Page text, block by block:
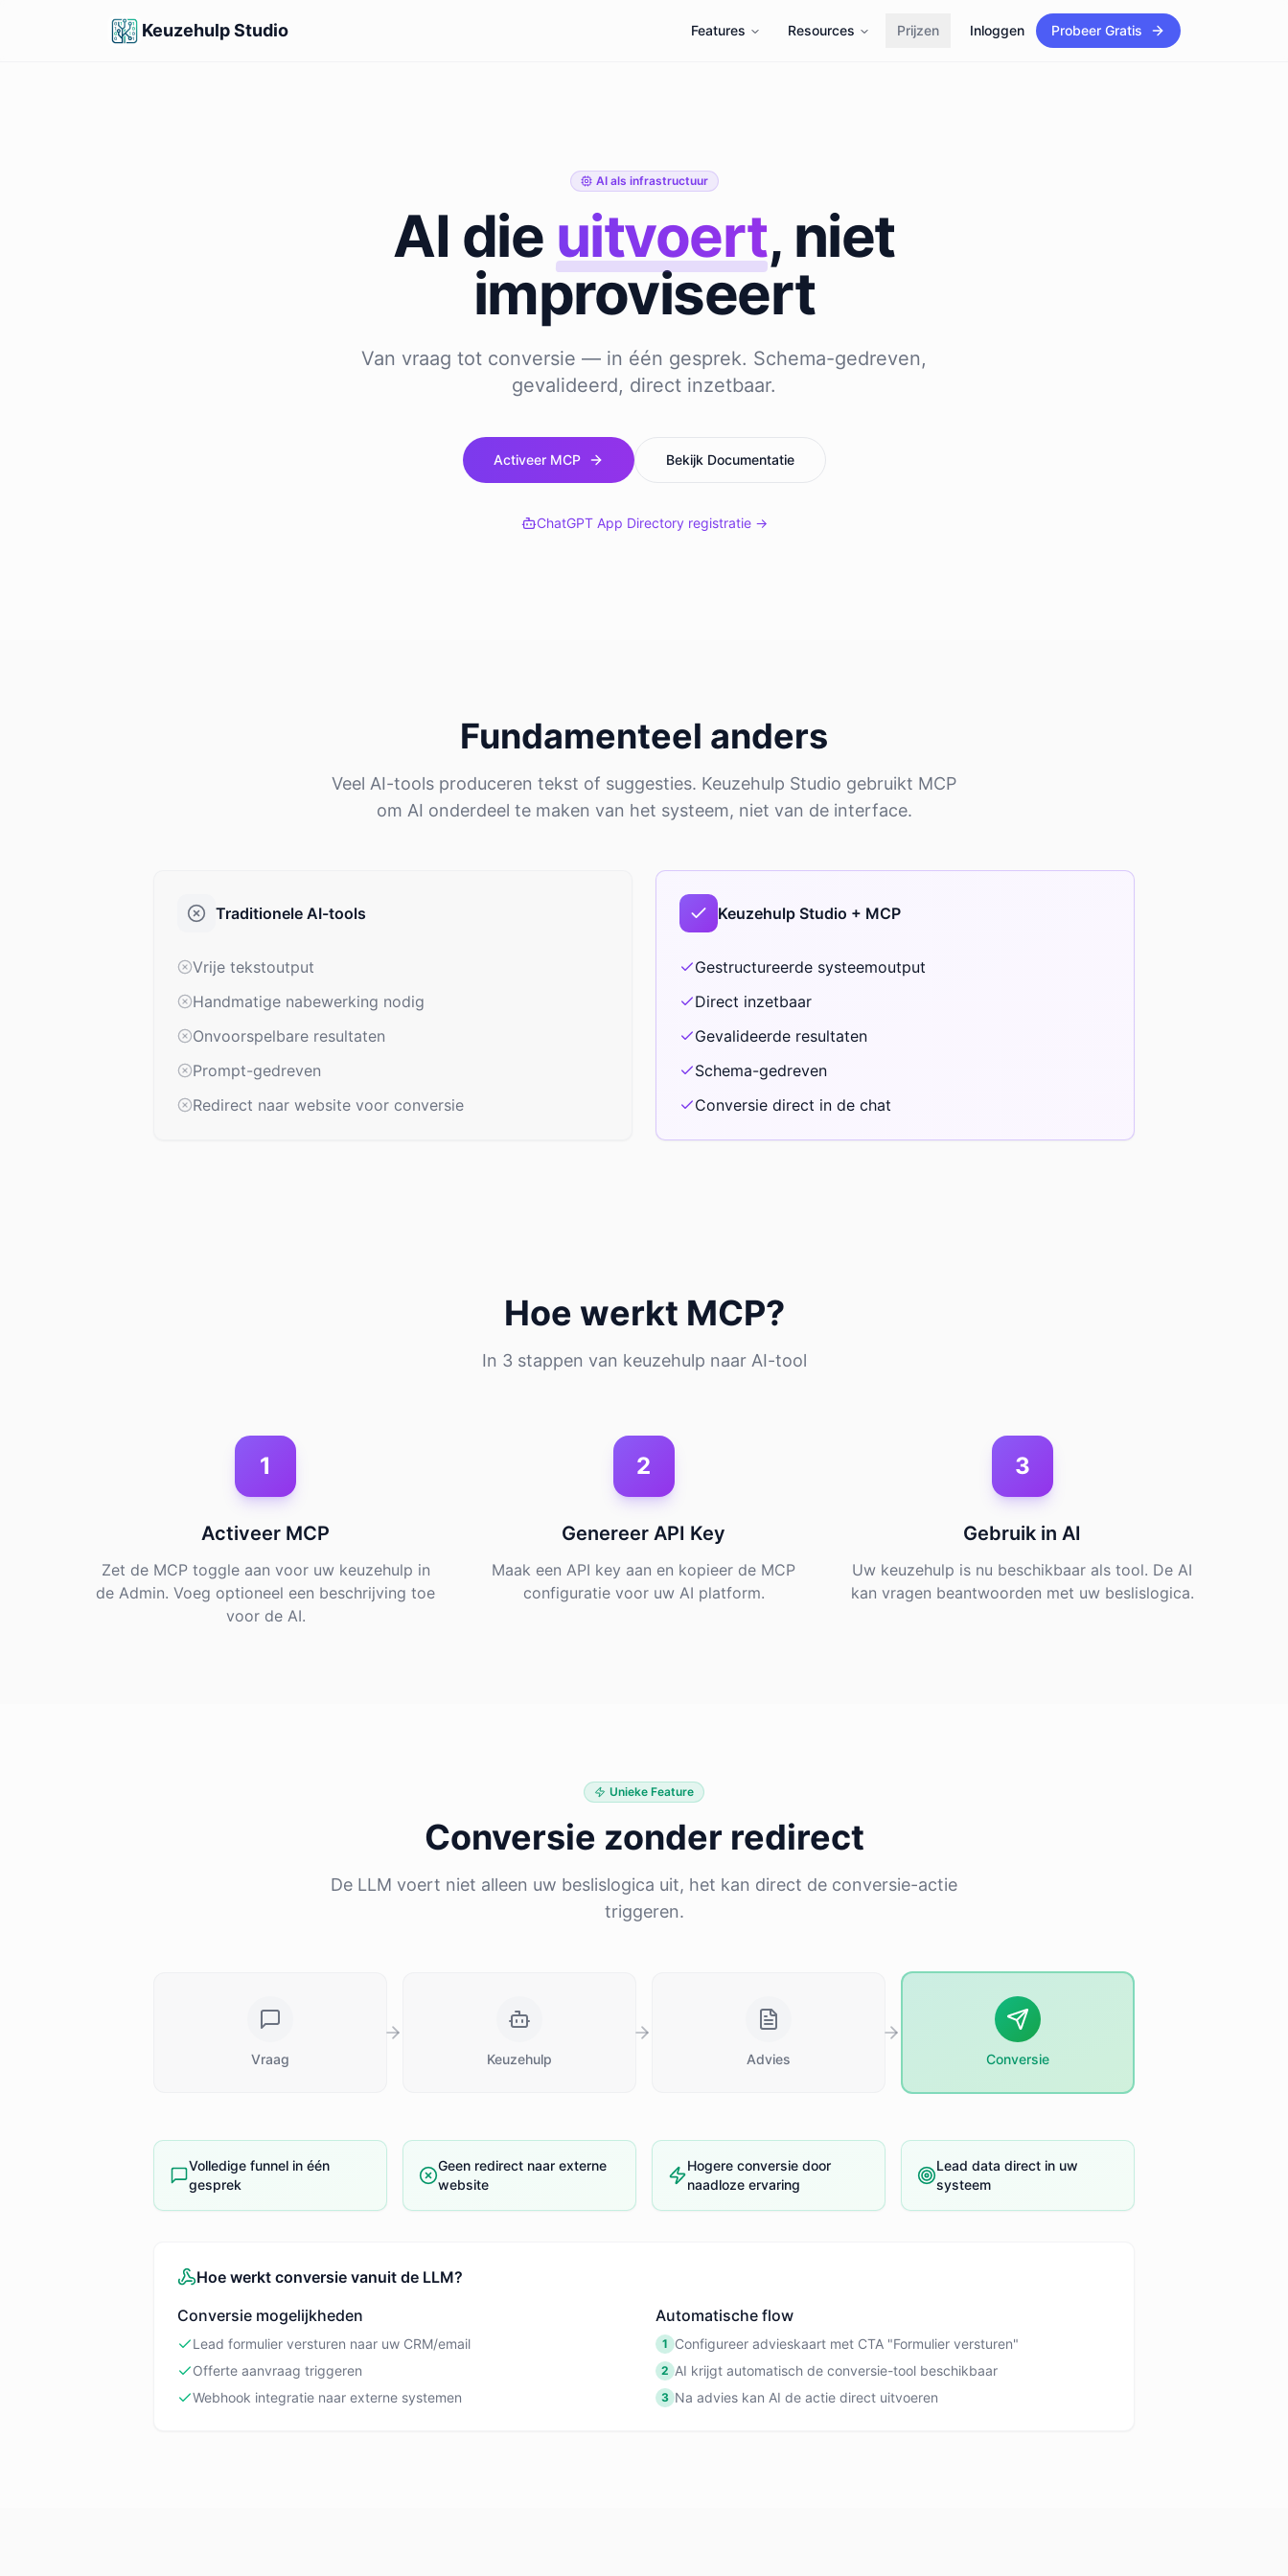
Keuzehulp Studio Features Resources Prijzen Inloggen Probeer Gratis
AI als infrastructuur
AI die uitvoert, niet
improviseert
Van vraag tot conversie — in één gesprek. Schema-gedreven,
gevalideerd, direct inzetbaar.
Activeer MCP Bekijk Documentatie
ChatGPT App Directory registratie →
Fundamenteel anders
Veel AI-tools produceren tekst of suggesties. Keuzehulp Studio gebruikt MCP
om AI onderdeel te maken van het systeem, niet van de interface.
Traditionele AI-tools
Vrije tekstoutput
Handmatige nabewerking nodig
Onvoorspelbare resultaten
Prompt-gedreven
Redirect naar website voor conversie
Keuzehulp Studio + MCP
Gestructureerde systeemoutput
Direct inzetbaar
Gevalideerde resultaten
Schema-gedreven
Conversie direct in de chat
Hoe werkt MCP?
In 3 stappen van keuzehulp naar AI-tool
1
Activeer MCP
Zet de MCP toggle aan voor uw keuzehulp in
de Admin. Voeg optioneel een beschrijving toe
voor de AI.
2
Genereer API Key
Maak een API key aan en kopieer de MCP
configuratie voor uw AI platform.
3
Gebruik in AI
Uw keuzehulp is nu beschikbaar als tool. De AI
kan vragen beantwoorden met uw beslislogica.
Unieke Feature
Conversie zonder redirect
De LLM voert niet alleen uw beslislogica uit, het kan direct de conversie-actie
triggeren.
Vraag Keuzehulp Advies Conversie
Volledige funnel in één
gesprek
Geen redirect naar externe
website
Hogere conversie door
naadloze ervaring
Lead data direct in uw
systeem
Hoe werkt conversie vanuit de LLM?
Conversie mogelijkheden
Lead formulier versturen naar uw CRM/email
Offerte aanvraag triggeren
Webhook integratie naar externe systemen
Automatische flow
1 Configureer advieskaart met CTA "Formulier versturen"
2 AI krijgt automatisch de conversie-tool beschikbaar
3 Na advies kan AI de actie direct uitvoeren